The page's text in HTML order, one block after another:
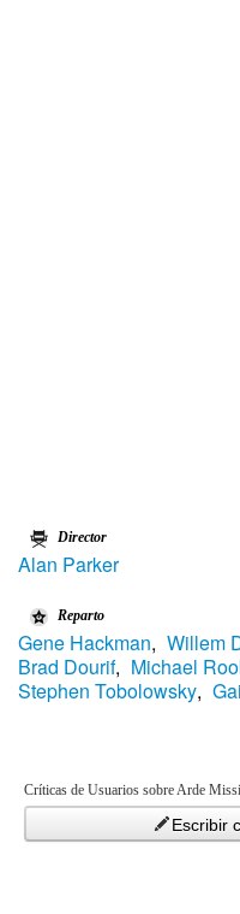
Director
Alan Parker
Reparto
Gene Hackman, Willem
Brad Dourif, Michael
Stephen Tobolowsky,
Críticas de Usuarios sobre Arde
Escribir